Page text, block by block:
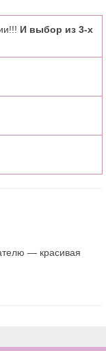
И выбор из 3-х
— красивая